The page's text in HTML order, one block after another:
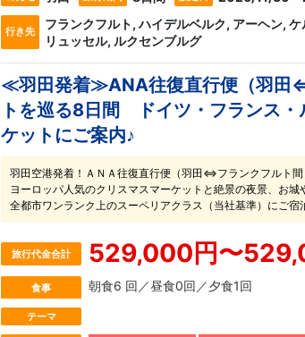
行き先
フランクフルト, ハイデルベルク, アーヘン,
リュッセル, ルクセンブルグ
≪羽田発着≫ANA往復直行便（羽田
トを巡る8日間 ドイツ・フランス・
ケットにご案内♪
羽田空港発着！ＡＮＡ往復直行便（羽田⇔フランクフルト間
ヨーロッパ人気のクリスマスマーケットと絶景の夜景、お
全都市ワンランク上のスーペリアクラス（当社基準）にご宿
旅行代金合計 529,000円〜
食事 朝食6 回／昼食0回／夕食1回
テーマ